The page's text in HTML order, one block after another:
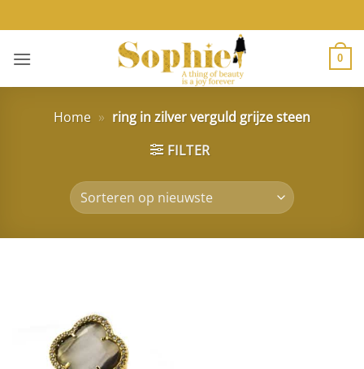
naar
inhoud
0
Home » ring in zilver verguld grijze steen
FILTER